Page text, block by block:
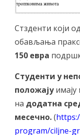
Стзденти који
обављања
150 евра
Студенти у
положајуимају
на додатна
месечно.(
program/ciljne-